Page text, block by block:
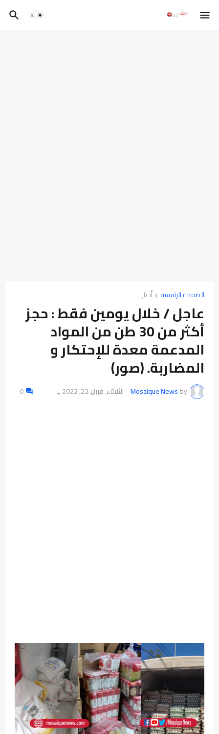
الصفحة الرئيسية أخبار
عاجل / خلال يومين فقط : حجز
أكثر من 30 طن من المواد
المدعمة معدة للإحتكار و
المضاربة. (صور)
by
Mosaique News
- الثلاثاء, فبراير 22, 2022 👁️
0